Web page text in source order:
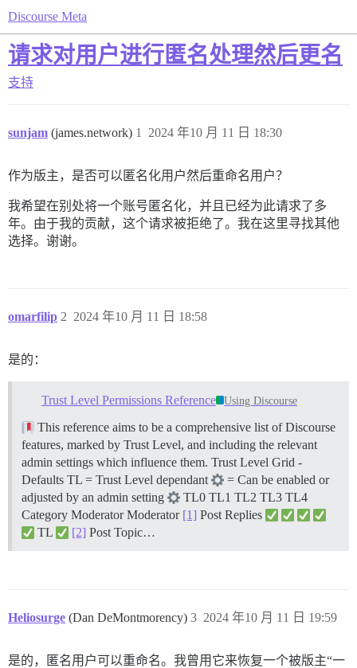
Discourse Meta
请求对用户进行匿名处理然后更名
支持
sunjam (james.network) 2024 年10 月 11 日 18:30
1
作为版主，是否可以匿名化用户然后重命名用户？
我希望在别处将一个账号匿名化，并且已经为此请求了多
年。由于我的贡献，这个请求被拒绝了。我在这里寻找其他
选择。谢谢。
omarfilip 2024 年10 月 11 日 18:58
2
是的：
Trust Level Permissions Reference Using Discourse
This reference aims to be a comprehensive list of Discourse
features, marked by Trust Level, and including the relevant
admin settings which influence them. Trust Level Grid -
Defaults TL = Trust Level dependant
= Can be enabled or
adjusted by an admin setting
TL0 TL1 TL2 TL3 TL4
Category Moderator Moderator [1] Post Replies
TL
[2] Post Topic…
Heliosurge (Dan DeMontmorency) 2024 年10 月 11 日 19:59
3
是的，匿名用户可以重命名。我曾用它来恢复一个被版主“一